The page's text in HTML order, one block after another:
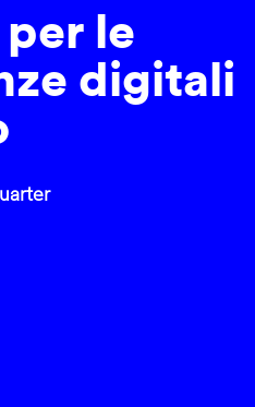
le
digitali